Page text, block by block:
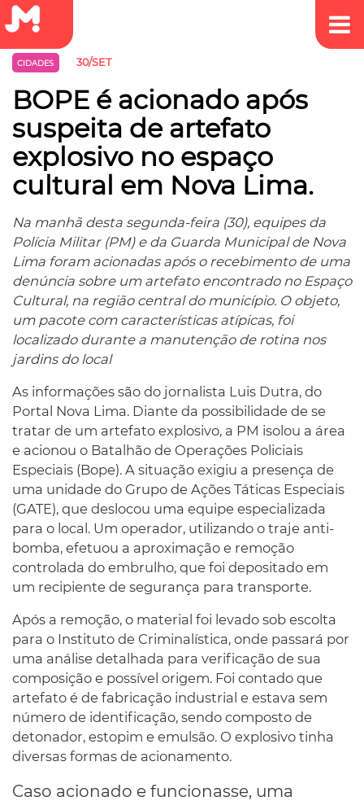
CIDADES 30/SET
BOPE é acionado após
suspeita de artefato
explosivo no espaço
cultural em Nova Lima.
Na manhã desta segunda-feira (30), equipes da
Polícia Militar (PM) e da Guarda Municipal de Nova
Lima foram acionadas após o recebimento de uma
denúncia sobre um artefato encontrado no Espaço
Cultural, na região central do município. O objeto,
um pacote com características atípicas, foi
localizado durante a manutenção de rotina nos
jardins do local
As informações são do jornalista Luis Dutra, do
Portal Nova Lima. Diante da possibilidade de se
tratar de um artefato explosivo, a PM isolou a área
e acionou o Batalhão de Operações Policiais
Especiais (Bope). A situação exigiu a presença de
uma unidade do Grupo de Ações Táticas Especiais
(GATE), que deslocou uma equipe especializada
para o local. Um operador, utilizando o traje anti-
bomba, efetuou a aproximação e remoção
controlada do embrulho, que foi depositado em
um recipiente de segurança para transporte.
Após a remoção, o material foi levado sob escolta
para o Instituto de Criminalística, onde passará por
uma análise detalhada para verificação de sua
composição e possível origem. Foi contado que
artefato é de fabricação industrial e estava sem
número de identificação, sendo composto de
detonador, estopim e emulsão. O explosivo tinha
diversas formas de acionamento.
Caso acionado e funcionasse, uma